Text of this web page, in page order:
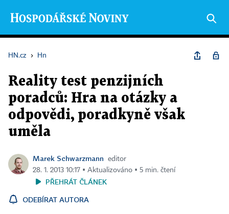
HN.cz › Hn
Reality test penzijních
poradců: Hra na otázky a
odpovědi, poradkyně však
uměla
Marek Schwarzmann
editor
28. 1. 2013 10:17 ▪ Aktualizováno ▪ 5 min. čtení
PŘEHRÁT ČLÁNEK
ODEBÍRAT AUTORA